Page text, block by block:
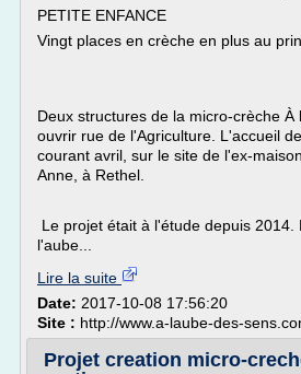
PETITE ENFANCE
Vingt places en crèche en plus au
Deux structures de la micro-crèche
ouvrir rue de l'Agriculture. L'accueil
courant avril, sur le site de l'ex-
Anne, à Rethel.
Le projet était à l'étude depuis 2014.
l'aube...
Lire la suite
Date: 2017-10-08 17:56:20
Site : http://www.a-laube-des-
Projet creation micro-